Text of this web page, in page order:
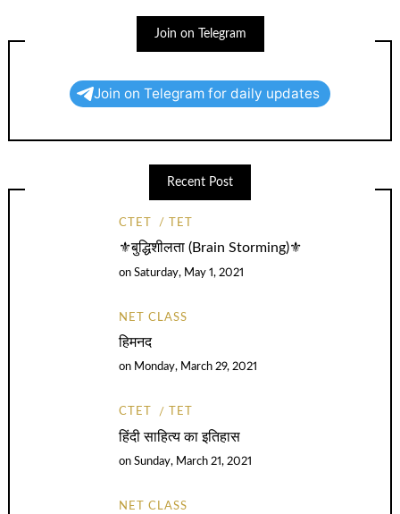
Join on Telegram
Join on Telegram for daily updates
Recent Post
CTET TET
⚜️बुद्धिशीलता (Brain Storming)⚜️
onSaturday, May 1, 2021
NET CLASS
हिमनद
on Monday, March 29, 2021
CTET TET
हिंदी साहित्य का इतिहास
onSunday, March 21, 2021
NET CLASS